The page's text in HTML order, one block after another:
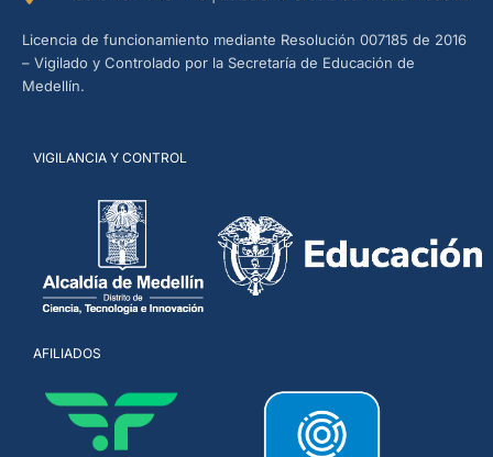
Licencia de funcionamiento mediante Resolución 007185 de 2016
– Vigilado y Controlado por la Secretaría de Educación de
Medellín.
VIGILANCIA Y CONTROL
AFILIADOS